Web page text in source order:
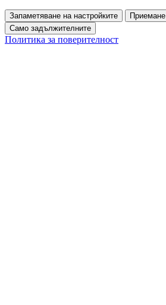
Запаметяване на настройките
Приемане
Само задължителните
Политика за поверителност